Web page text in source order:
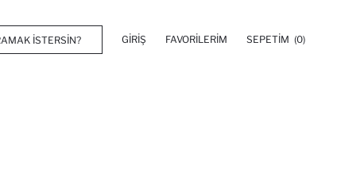
GIRIŞ FAVORILERIM SEPETIM (0)